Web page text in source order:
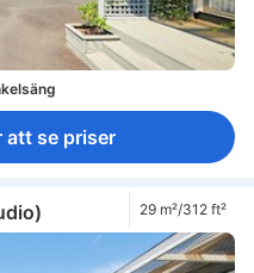
att se priser
29 m²/312 ft²